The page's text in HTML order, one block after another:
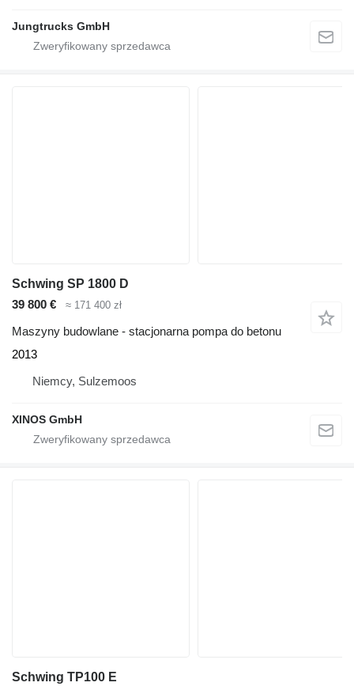
Jungtrucks GmbH
Schwing SP 1800 D
39 800 €
≈ 171 400 zł
Maszyny budowlane - stacjonarna pompa do betonu
2013
Niemcy, Sulzemoos
XINOS GmbH
Schwing TP100 E